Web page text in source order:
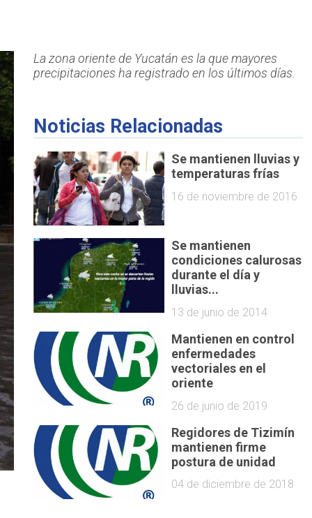
La zona oriente de Yucatán es la que mayores
precipitaciones ha registrado en los últimos días.
Noticias Relacionadas
Se mantienen lluvias y
temperaturas frías
16 de noviembre de 2016
Se mantienen
condiciones calurosas
durante el día y
lluvias...
13 de junio de 2014
Mantienen en control
enfermedades
vectoriales en el
oriente
26 de junio de 2019
Regidores de Tizimín
mantienen firme
postura de unidad
04 de diciembre de 2018